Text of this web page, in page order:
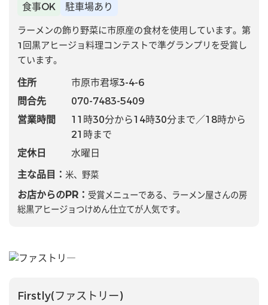
食事OK 駐車場あり
ラーメンの飾り野菜に市原産の食材を使用しています。第
1回黒アヒージョ料理コンテストで準グランプリを受賞し
ています。
住所
市原市君塚3-4-6
問合先
070-7483-5409
営業時間
11時30分から14時30分まで／18時から
21時まで
定休日
水曜日
主な品目： 米、野菜
お店からのPR： 受賞メニューである、ラーメン屋さんの房
総黒アヒージョつけめん仕立てが人気です。
Firstly(ファストリー)